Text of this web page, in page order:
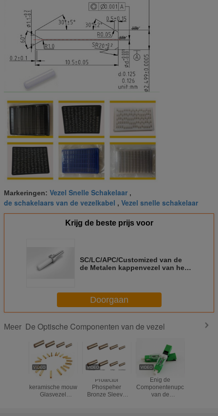
Markeringen: Vezel Snelle Schakelaar ,
de schakelaars van de vezelkabel , Vezel snelle schakelaar
Krijg de beste prijs voor
SC/LC/APC/Customized van de
de Metalen kappenvezel van het
Systeemcomponenten
Doorgaan
Meer De Optische Componenten van de vezel
alumina
keramische mouw
Glasvezel
Protector
Phospeher
Bronze Sleeve
Enig de
Componentenupc
van de